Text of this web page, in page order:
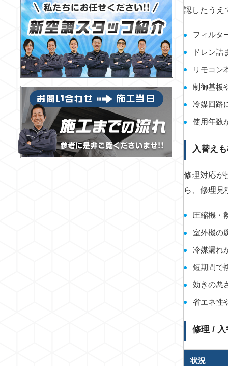
認したうえ
フィルタ
ドレン詰
リモコン
制御基板
冷媒回路
使用年数
入替え
修理対応が
ら、修理見
圧縮機・
室外機の
冷媒漏れ
短期間で
効きの悪
省エネ性
修理 / 入
状況